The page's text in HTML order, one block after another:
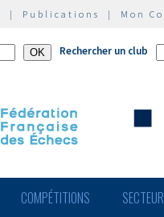
| Publications | Mon
Rechercher un club
COMPÉTITIONS